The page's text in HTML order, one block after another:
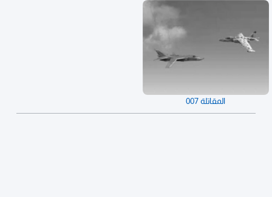
المقاتلة 007